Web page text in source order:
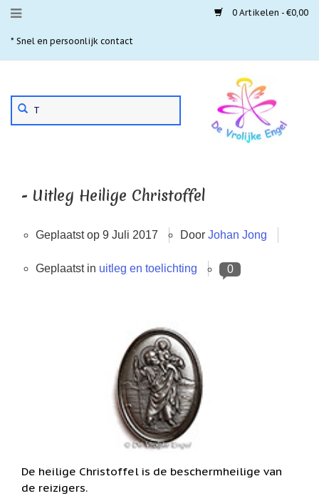
Nieuwste
Laatste
Aartsengelen
Akaija
hangers
Beschermengelen
Dieren
0 Artikelen - €0,00
* Snel en persoonlijk contact
pijltjes
een
te
Druk
op
het
geselecteerde
zoekresultaat
te
gaan.
Als
u
met
aanraaktoetsen
werkt,
kunt
- Uitleg Heilige Christoffel
Geplaatst op 9 Juli 2017 Door Johan Jong
Geplaatst in uitleg en toelichting 0
De heilige Christoffel is de beschermheilige van
de reizigers.